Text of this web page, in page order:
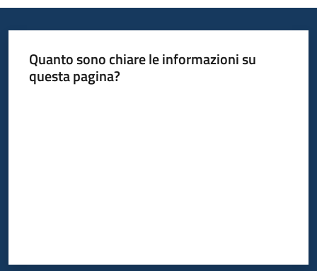
Quanto sono chiare le informazioni su
questa pagina?